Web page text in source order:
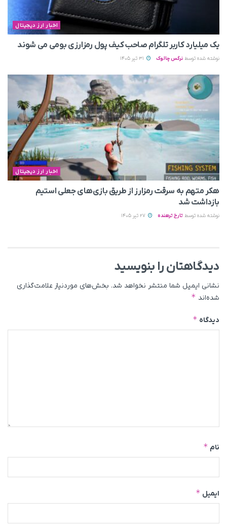
اخبار ارز دیجیتال
یک میلیارد کاربر تلگرام صاحب کیف پول رمزارزی بومی می‌ شوند
نوشته شده توسط نرگس چالوک
اخبار ارز دیجیتال
هکر متهم به سرقت رمزارز از طریق بازی‌های جعلی استیم
بازداشت شد
نوشته شده توسط تارخ ترهنده
دیدگاهتان را بنویسید
نشانی ایمیل شما منتشر نخواهد شد. بخش‌های موردنیاز علامت‌گذاری
شده‌اند *
دیدگاه *
نام *
ایمیل *